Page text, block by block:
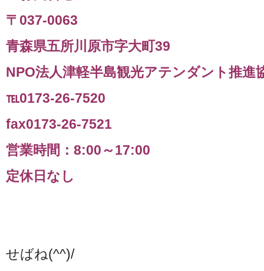
〒037‐0063
青森県五所川原市字大町39
NPO法人津軽半島観光アテンダント推進
℡0173‐26‐7520
fax0173‐26‐7521
営業時間：8:00～17:00
定休日なし
せばね(^^)/